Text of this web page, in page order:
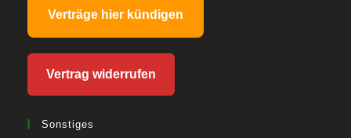
Verträge hier kündigen
Vertrag widerrufen
Sonstiges